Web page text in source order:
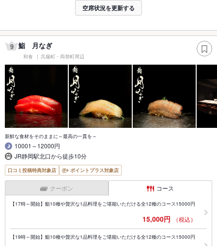
空席状況を更新する
9 鮨 月なぎ
和食 呉服町・両替町周辺
新鮮な食材をそのままに～最高の一貫を～
10001～12000円
JR静岡駅北口から徒歩10分
口コミ投稿特典対象店 ポイントプラス対象店
クーポン コース
【17時～開始】鮨10種や贅沢な1品料理をご堪能いただける全12種のコース15000円
15,000円 （税込）
【19時～開始】鮨10種や贅沢な1品料理をご堪能いただける全12種のコース15000円